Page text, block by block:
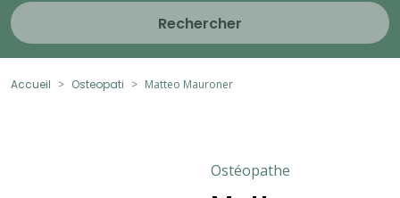
Rechercher
Accueil Osteopati Matteo Mauroner
Ostéopathe